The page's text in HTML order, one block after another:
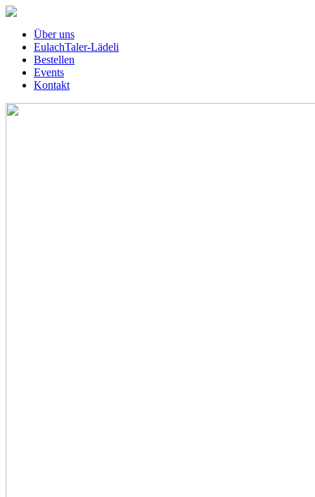
Über uns
EulachTaler-Lädeli
Bestellen
Events
Kontakt